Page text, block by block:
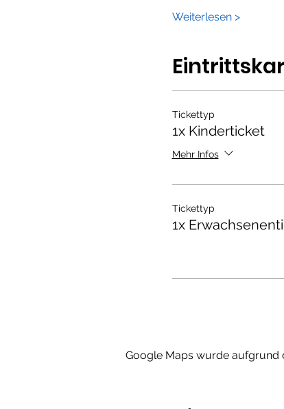
Weiterlesen >
Tickettyp
1x Kinderticket
Mehr Infos
Tickettyp
1x
Google Maps wurde aufgrund